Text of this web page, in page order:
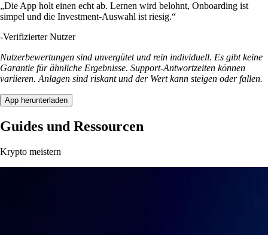
„Die App holt einen echt ab. Lernen wird belohnt, Onboarding ist
simpel und die Investment-Auswahl ist riesig.“
-Verifizierter Nutzer
Nutzerbewertungen sind unvergütet und rein individuell. Es gibt keine
Garantie für ähnliche Ergebnisse. Support-Antwortzeiten können
variieren. Anlagen sind riskant und der Wert kann steigen oder fallen.
App herunterladen
Guides und Ressourcen
Krypto meistern